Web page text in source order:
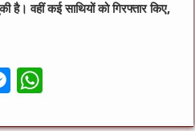
है। वहीं कई साथियों को गिरफ्तार किए,
M